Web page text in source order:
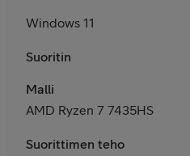
Windows 11
Suoritin
Malli
AMD Ryzen 7 7435HS
Suorittimen teho